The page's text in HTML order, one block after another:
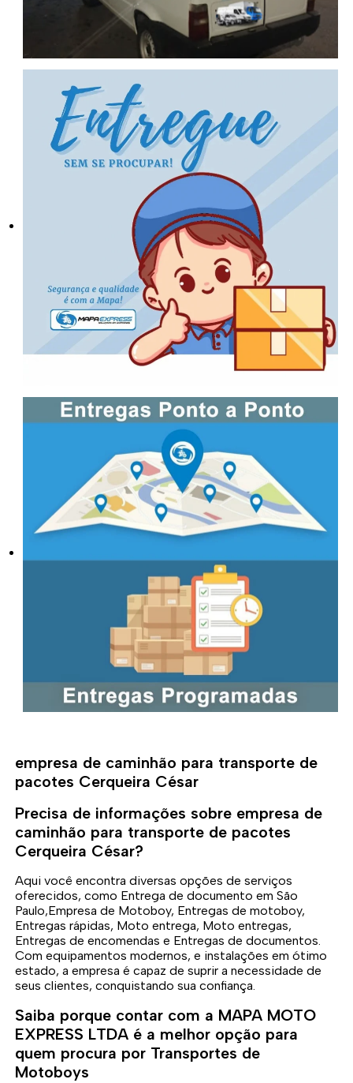
empresa de caminhão para transporte de
pacotes Cerqueira César
Precisa de informações sobre empresa de
caminhão para transporte de pacotes
Cerqueira César?
Aqui você encontra diversas opções de serviços
oferecidos, como Entrega de documento em São
Paulo,Empresa de Motoboy, Entregas de motoboy,
Entregas rápidas, Moto entrega, Moto entregas,
Entregas de encomendas e Entregas de documentos.
Com equipamentos modernos, e instalações em ótimo
estado, a empresa é capaz de suprir a necessidade de
seus clientes, conquistando sua confiança.
Saiba porque contar com a MAPA MOTO
EXPRESS LTDA é a melhor opção para
quem procura por Transportes de
Motoboys